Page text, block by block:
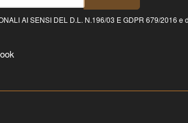
AI SENSI DEL D.L. N.196/03 E GDPR 679/2016